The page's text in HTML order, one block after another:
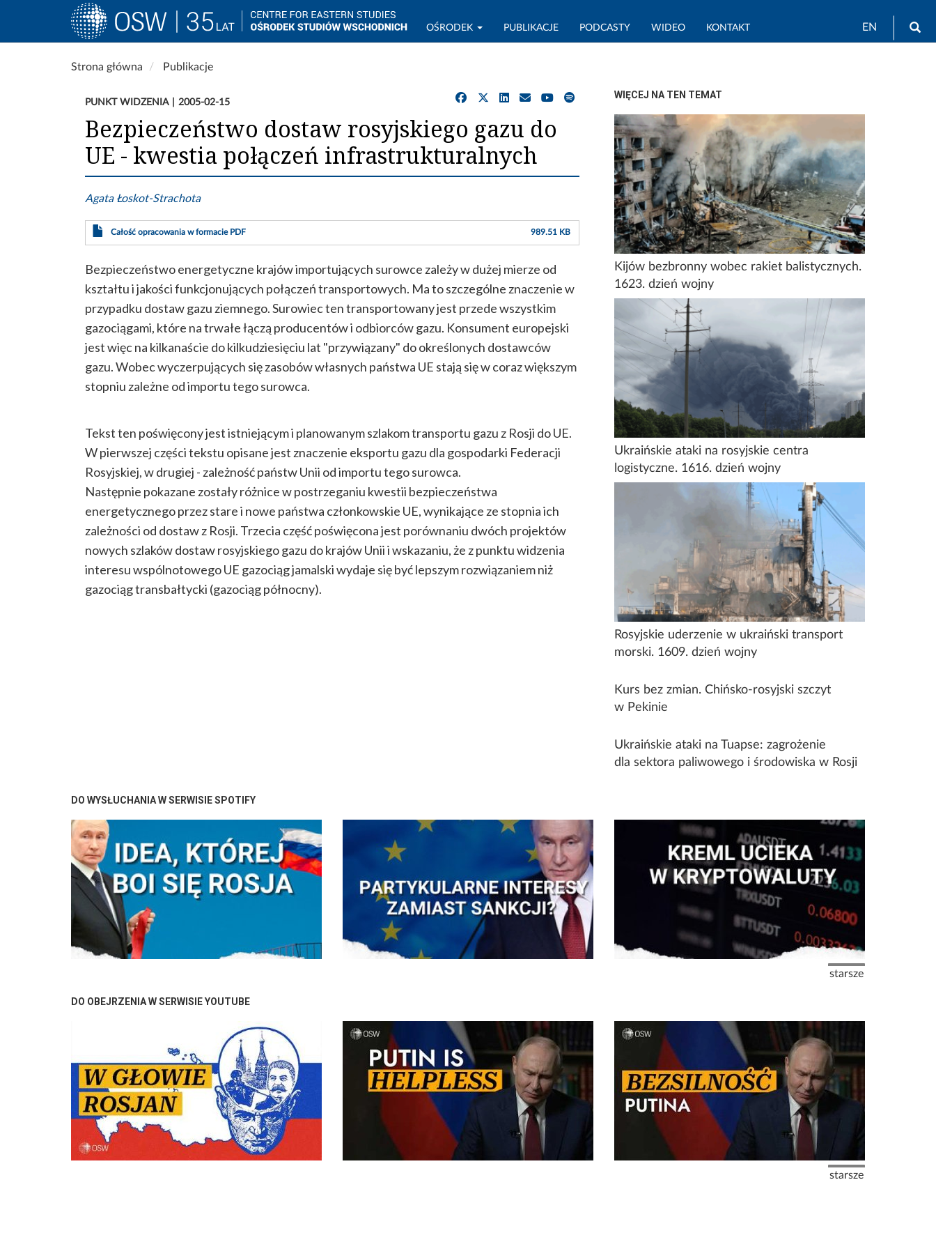
EN
Main
navigation
OŚRODEK PUBLIKACJE PODCASTY WIDEO KONTAKT
Strona główna Publikacje
PUNKT WIDZENIA 2005-02-15
Bezpieczeństwo dostaw rosyjskiego gazu do
UE - kwestia połączeń infrastrukturalnych
Agata Łoskot-Strachota
Całość opracowania w formacie PDF 989.51 KB
Bezpieczeństwo energetyczne krajów importujących surowce zależy w dużej mierze od
kształtu i jakości funkcjonujących połączeń transportowych. Ma to szczególne znaczenie w
przypadku dostaw gazu ziemnego. Surowiec ten transportowany jest przede wszystkim
gazociągami, które na trwałe łączą producentów i odbiorców gazu. Konsument europejski
jest więc na kilkanaście do kilkudziesięciu lat "przywiązany" do określonych dostawców
gazu. Wobec wyczerpujących się zasobów własnych państwa UE stają się w coraz większym
stopniu zależne od importu tego surowca.
Tekst ten poświęcony jest istniejącym i planowanym szlakom transportu gazu z Rosji do UE.
W pierwszej części tekstu opisane jest znaczenie eksportu gazu dla gospodarki Federacji
Rosyjskiej, w drugiej - zależność państw Unii od importu tego surowca.
Następnie pokazane zostały różnice w postrzeganiu kwestii bezpieczeństwa
energetycznego przez stare i nowe państwa członkowskie UE, wynikające ze stopnia ich
zależności od dostaw z Rosji. Trzecia część poświęcona jest porównaniu dwóch projektów
nowych szlaków dostaw rosyjskiego gazu do krajów Unii i wskazaniu, że z punktu widzenia
interesu wspólnotowego UE gazociąg jamalski wydaje się być lepszym rozwiązaniem niż
gazociąg transbałtycki (gazociąg północny).
WIĘCEJ NA TEN TEMAT
Kijów bezbronny wobec rakiet balistycznych.
1623. dzień wojny
Ukraińskie ataki na rosyjskie centra
logistyczne. 1616. dzień wojny
Rosyjskie uderzenie w ukraiński transport
morski. 1609. dzień wojny
Kurs bez zmian. Chińsko-rosyjski szczyt
w Pekinie
Ukraińskie ataki na Tuapse: zagrożenie
dla sektora paliwowego i środowiska w Rosji
DO WYSŁUCHANIA W SERWISIE SPOTIFY
Następna strona
starsze
DO OBEJRZENIA W SERWISIE YOUTUBE
Następna strona
starsze